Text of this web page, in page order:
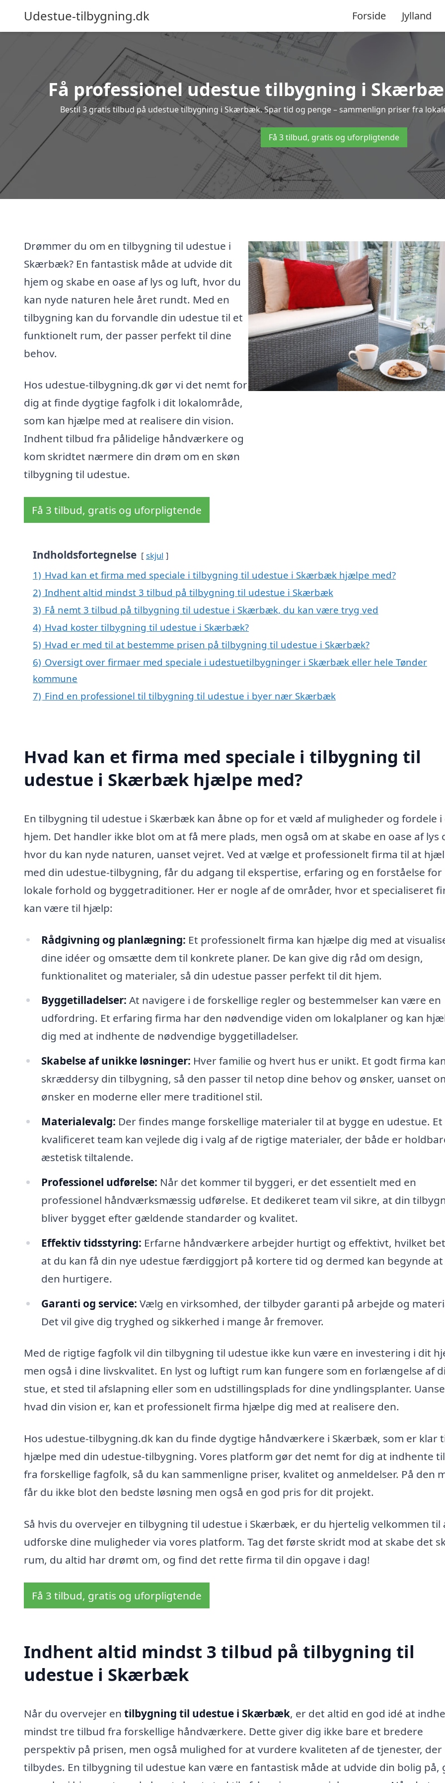
Udestue-tilbygning.dk Forside Jylland
Få professionel udestue tilbygning i
Bestil 3 gratis tilbud på udestue tilbygning i Skærbæk. Spar tid og penge – sammenlign priser fra
Få 3 tilbud, gratis og uforpligtende
Drømmer du om en tilbygning til udestue i
Skærbæk? En fantastisk måde at udvide dit
hjem og skabe en oase af lys og luft, hvor du
kan nyde naturen hele året rundt. Med en
tilbygning kan du forvandle din udestue til et
funktionelt rum, der passer perfekt til dine
behov.
Hos udestue-tilbygning.dk gør vi det nemt for
dig at finde dygtige fagfolk i dit lokalområde,
som kan hjælpe med at realisere din vision.
Indhent tilbud fra pålidelige håndværkere og
kom skridtet nærmere din drøm om en skøn
tilbygning til udestue.
Få 3 tilbud, gratis og uforpligtende
Indholdsfortegnelse skjul
1) Hvad kan et firma med speciale i tilbygning til udestue i Skærbæk hjælpe med?
2) Indhent altid mindst 3 tilbud på tilbygning til udestue i Skærbæk
3) Få nemt 3 tilbud på tilbygning til udestue i Skærbæk, du kan være tryg ved
4) Hvad koster tilbygning til udestue i Skærbæk?
5) Hvad er med til at bestemme prisen på tilbygning til udestue i Skærbæk?
6) Oversigt over firmaer med speciale i udestuetilbygninger i Skærbæk eller hele Tønder
kommune
7) Find en professionel til tilbygning til udestue i byer nær Skærbæk
Hvad kan et firma med speciale i tilbygning til
udestue i Skærbæk hjælpe med?
En tilbygning til udestue i Skærbæk kan åbne op for et væld af muligheder og fordele i
hjem. Det handler ikke blot om at få mere plads, men også om at skabe en oase af lys
hvor du kan nyde naturen, uanset vejret. Ved at vælge et professionelt firma til at
med din udestue-tilbygning, får du adgang til ekspertise, erfaring og en forståelse for
lokale forhold og byggetraditioner. Her er nogle af de områder, hvor et specialiseret
kan være til hjælp:
Rådgivning og planlægning: Et professionelt firma kan hjælpe dig med at
dine idéer og omsætte dem til konkrete planer. De kan give dig råd om design,
funktionalitet og materialer, så din udestue passer perfekt til dit hjem.
Byggetilladelser: At navigere i de forskellige regler og bestemmelser kan være en
udfordring. Et erfaring firma har den nødvendige viden om lokalplaner og kan
dig med at indhente de nødvendige byggetilladelser.
Skabelse af unikke løsninger: Hver familie og hvert hus er unikt. Et godt firma
skræddersy din tilbygning, så den passer til netop dine behov og ønsker, uanset
ønsker en moderne eller mere traditionel stil.
Materialevalg: Der findes mange forskellige materialer til at bygge en udestue. Et
kvalificeret team kan vejlede dig i valg af de rigtige materialer, der både er
æstetisk tiltalende.
Professionel udførelse: Når det kommer til byggeri, er det essentielt med en
professionel håndværksmæssig udførelse. Et dedikeret team vil sikre, at din
bliver bygget efter gældende standarder og kvalitet.
Effektiv tidsstyring: Erfarne håndværkere arbejder hurtigt og effektivt, hvilket
at du kan få din nye udestue færdiggjort på kortere tid og dermed kan begynde at
den hurtigere.
Garanti og service: Vælg en virksomhed, der tilbyder garanti på arbejde og
Det vil give dig tryghed og sikkerhed i mange år fremover.
Med de rigtige fagfolk vil din tilbygning til udestue ikke kun være en investering i dit
men også i dine livskvalitet. En lyst og luftigt rum kan fungere som en forlængelse af
stue, et sted til afslapning eller som en udstillingsplads for dine yndlingsplanter.
hvad din vision er, kan et professionelt firma hjælpe dig med at realisere den.
Hos udestue-tilbygning.dk kan du finde dygtige håndværkere i Skærbæk, som er klar
hjælpe med din udestue-tilbygning. Vores platform gør det nemt for dig at indhente
fra forskellige fagfolk, så du kan sammenligne priser, kvalitet og anmeldelser. På den
får du ikke blot den bedste løsning men også en god pris for dit projekt.
Så hvis du overvejer en tilbygning til udestue i Skærbæk, er du hjertelig velkommen til
udforske dine muligheder via vores platform. Tag det første skridt mod at skabe det
rum, du altid har drømt om, og find det rette firma til din opgave i dag!
Få 3 tilbud, gratis og uforpligtende
Indhent altid mindst 3 tilbud på tilbygning til
udestue i Skærbæk
Når du overvejer en tilbygning til udestue i Skærbæk, er det altid en god idé at
mindst tre tilbud fra forskellige håndværkere. Dette giver dig ikke bare et bredere
perspektiv på prisen, men også mulighed for at vurdere kvaliteten af de tjenester, der
tilbydes. En tilbygning til udestue kan være en fantastisk måde at udvide din bolig på,